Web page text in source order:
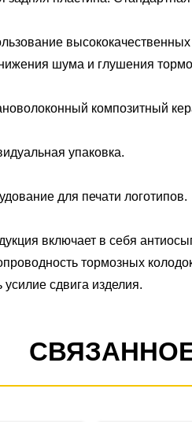
шума и глушения
композитный
упаковка.
для печати логотипов.
включает в себя
тормозных
сдвига изделия.